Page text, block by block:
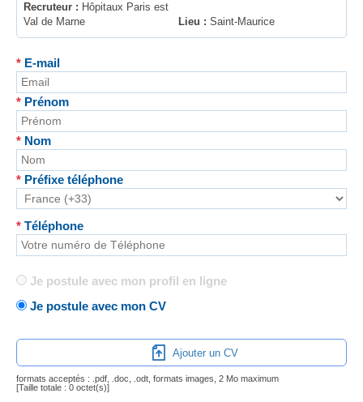
Recruteur : Hôpitaux Paris est
Val de Marne
Lieu :Saint-Maurice
* E-mail
* Prénom
* Nom
* Préfixe téléphone
* Téléphone
Je postule avec mon profil en ligne
Je postule avec mon CV
Ajouter un CV
formats acceptés : .pdf, .doc, .odt, formats images, 2 Mo maximum
[Taille totale : 0 octet(s)]